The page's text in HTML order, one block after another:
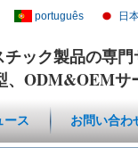
ック製品の専
、ODM&OEMサ
português 日
ース お問い合わ